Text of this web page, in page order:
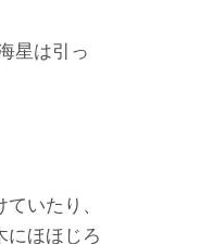
星は引っ
いたり、
にほほじろ